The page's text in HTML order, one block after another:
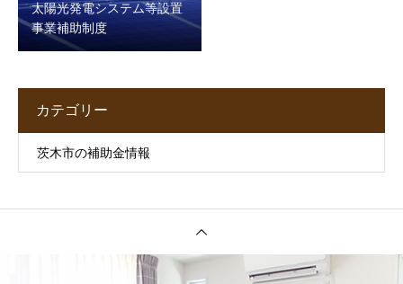
太陽光発電システム等設置
事業補助制度
カテゴリー
茨木市の補助金情報